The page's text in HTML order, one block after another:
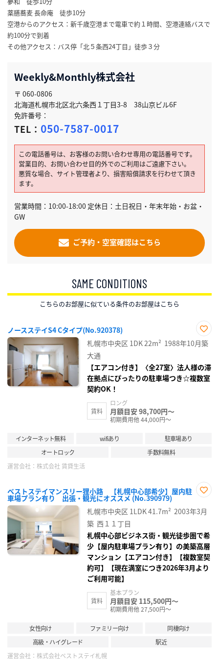
薬膳蕎麦 長命庵 徒歩10分
空港からのアクセス：新千歳空港まで電車で約１時間、空港連絡バスで
約100分で到着
その他アクセス：バス停「北５条西24丁目」徒歩３分
Weekly&Monthly株式会社
〒 060-0806
北海道札幌市北区北六条西１丁目3-8 38山京ビル6F
免許番号：
TEL： 050-7587-0017
この電話番号は、お客様のお問い合わせ専用の電話番号です。
営業目的、お問い合わせ目的外でのご利用はご遠慮下さい。
悪質な場合、サイト管理者より、損害賠償請求を行わせて頂き
ます。
営業時間：10:00-18:00 定休日：土日祝日・年末年始・お盆・
GW
ご予約・空室確認はこちら
SAME CONDITIONS
こちらのお部屋に似ている条件のお部屋はこちら
ノースステイS4 Cタイプ(No.920378)
お気
に入
札幌市中央区 1DK22m² 1988年10月築
大通
【エアコン付き】〈全27室〉法人様の滞
在拠点にぴったりの駐車場つき☆複数室
契約OK！
賃料
ロング
月額目安 98,700円～
初期費用他 44,000円～
インターネット無料 wifiあり
駐車場あり
オートロック
手数料無料
運営会社： 株式会社 賃貸生活
ベストステイマンスリー狸小路 【札幌中心部希少】屋内駐
車場プラン有り 出張・観光にオススメ (No.390979)
に入
り登
札幌市中央区 1LDK41.7m² 2003年3月
築 西１１丁目
札幌中心部ビジネス街・観光徒歩圏で希
少【屋内駐車場プラン有り】の美築高層
マンション【エアコン付き】【複数室契
約可】【現在満室につき2026年3月より
ご利用可能】
賃料
基本プラン
月額目安 115,500円～
初期費用他 27,500円～
女性向け ファミリー向け
同棲向け
高級・ハイグレード
駅近
運営会社： 株式会社ベストステイ札幌